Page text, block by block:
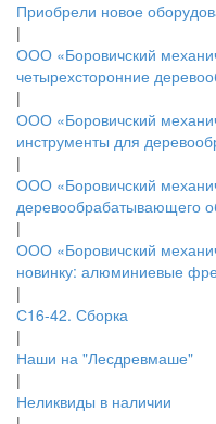
Приобрели новое
|
ООО «Боровичский
четырехсторонние
|
ООО «Боровичский
инструменты для
|
ООО «Боровичский
деревообрабатывающего
|
ООО «Боровичский
новинку: алюминиевые
|
С16-42. Сборка
|
Наши на "Лесдревмаше"
|
Неликвиды в наличии